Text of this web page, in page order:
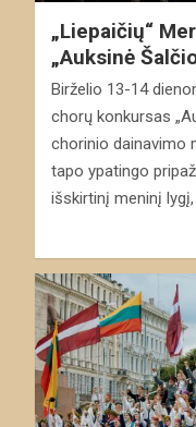
„Liepaičių“
„Auksinė
Birželio 13-14
chorų konkursas
chorinio dainavimo
tapo ypatingo
išskirtinį meninį